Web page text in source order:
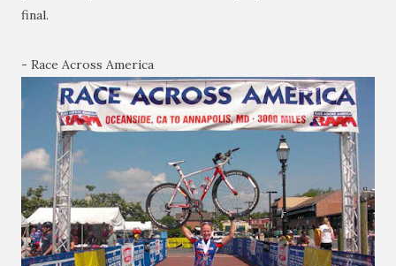
final.
- Race Across America